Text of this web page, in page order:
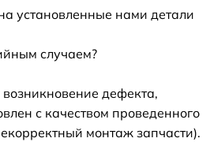
установленные нами детали
случаем?
дефекта,
с качеством проведенного
монтаж запчасти).